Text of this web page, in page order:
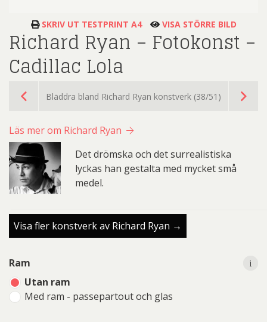
SKRIV UT TESTPRINT A4 VISA STÖRRE BILD
Richard Ryan – Fotokonst –
Cadillac Lola
Bläddra bland Richard Ryan konstverk (38/51)
Läs mer om Richard Ryan
Det drömska och det surrealistiska
lyckas han gestalta med mycket små
medel.
Visa fler konstverk av Richard Ryan →
Ram
Utan ram
Med ram - passepartout och glas
ii